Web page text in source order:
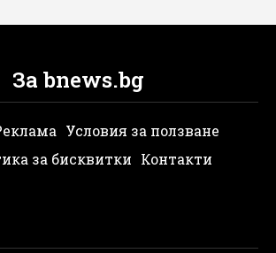
За bnews.bg
Условия за ползване
за бисквитки Контакти